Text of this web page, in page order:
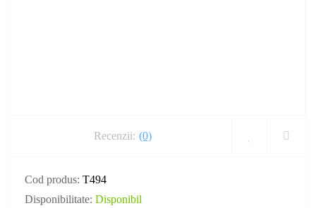
Recenzii: (0)
Cod produs: T494
Disponibilitate: Disponibil